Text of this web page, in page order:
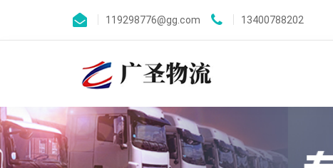
119298776@gg.com 13400788202